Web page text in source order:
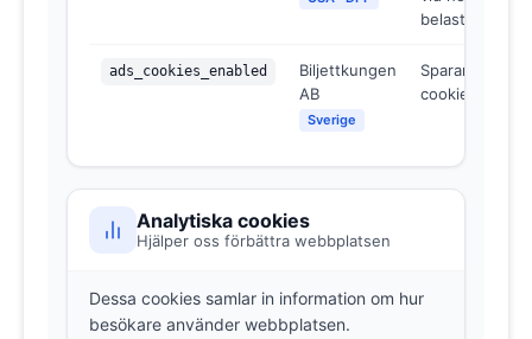
belastning
ads_cookies_enabled
Biljettkungen
AB
Sverige
Sparar ditt
Analytiska cookies
Hjälper oss förbättra webbplatsen
Dessa cookies samlar in information om hur
besökare använder webbplatsen.